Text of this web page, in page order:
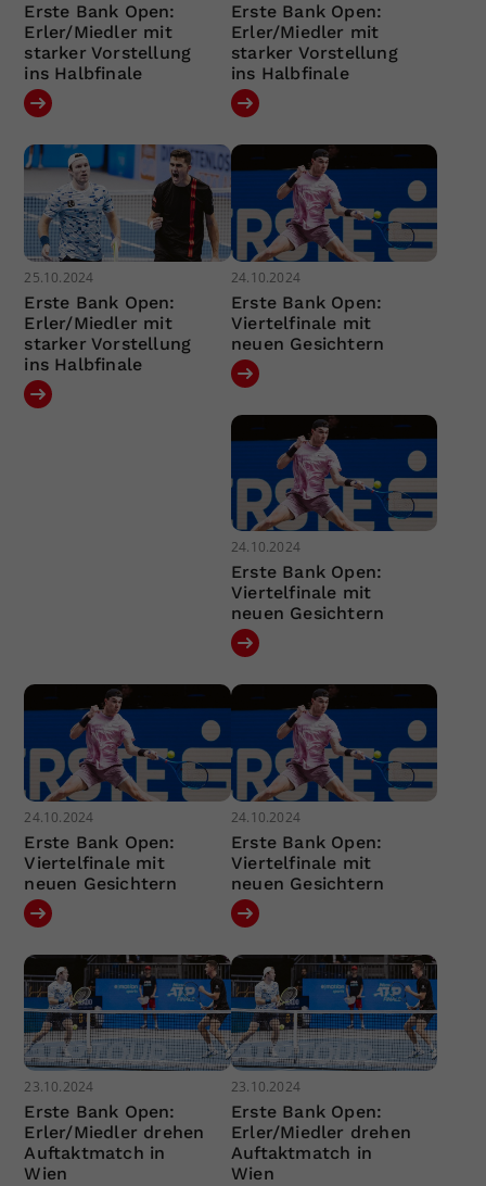
Erste Bank Open:
Erler/Miedler mit
starker Vorstellung
ins Halbfinale
Erste Bank Open:
Erler/Miedler mit
starker Vorstellung
ins Halbfinale
25.10.2024
Erste Bank Open:
Erler/Miedler mit
starker Vorstellung
ins Halbfinale
24.10.2024
Erste Bank Open:
Viertelfinale mit
neuen Gesichtern
24.10.2024
Erste Bank Open:
Viertelfinale mit
neuen Gesichtern
24.10.2024
Erste Bank Open:
Viertelfinale mit
neuen Gesichtern
24.10.2024
Erste Bank Open:
Viertelfinale mit
neuen Gesichtern
23.10.2024
Erste Bank Open:
Erler/Miedler drehen
Auftaktmatch in
Wien
23.10.2024
Erste Bank Open:
Erler/Miedler drehen
Auftaktmatch in
Wien